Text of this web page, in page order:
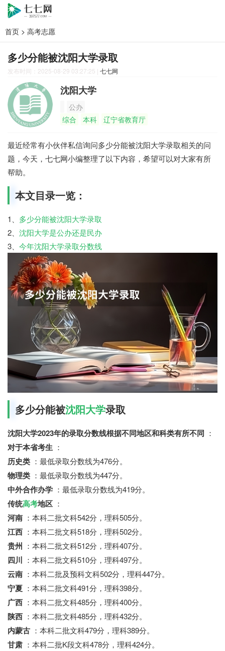
首页 > 高考志愿
多少分能被沈阳大学录取
发布时间：2025-08-29 03:27:25 | 七七网
沈阳大学
公办
综合
本科 辽宁省教育厅
最近经常有小伙伴私信询问多少分能被沈阳大学录取相关的问
题，今天，七七网小编整理了以下内容，希望可以对大家有所
帮助。
本文目录一览：
1、 多少分能被沈阳大学录取
2、 沈阳大学是公办还是民办
3、 今年沈阳大学录取分数线
多少分能被沈阳大学录取
沈阳大学2023年的录取分数线根据不同地区和科类有所不同 ：
对于本省考生 ：
历史类 ：最低录取分数线为476分。
物理类 ：最低录取分数线为447分。
中外合作办学 ：最低录取分数线为419分。
传统高考地区 ：
河南 ：本科二批文科542分，理科505分。
江西 ：本科二批文科518分，理科502分。
贵州 ：本科二批文科512分，理科407分。
四川 ：本科二批文科510分，理科497分。
云南 ：本科二批及预科文科502分，理科447分。
宁夏 ：本科二批文科491分，理科398分。
广西 ：本科二批文科485分，理科400分。
陕西 ：本科二批文科485分，理科432分。
内蒙古 ：本科二批文科479分，理科389分。
甘肃 ：本科二批K段文科478分，理科424分。